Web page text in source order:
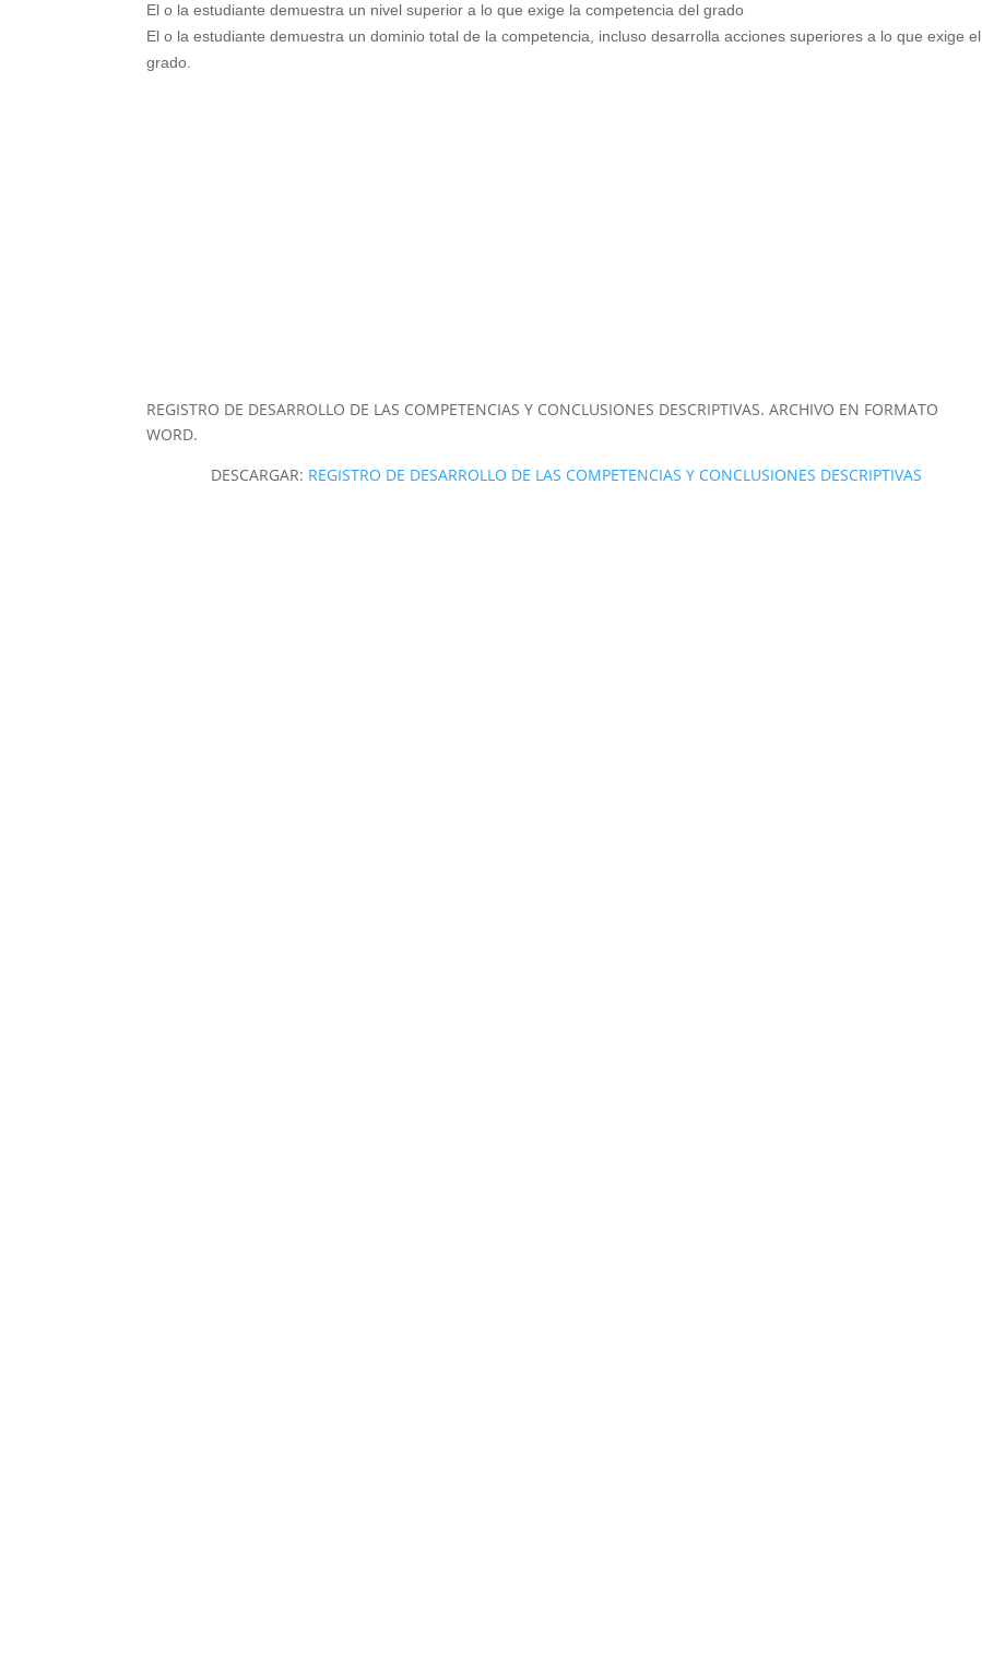
El o la estudiante demuestra un nivel superior a lo que exige la competencia del grado
El o la estudiante demuestra un dominio total de la competencia, incluso desarrolla acciones superiores a lo que exige el
grado.
REGISTRO DE DESARROLLO DE LAS COMPETENCIAS Y CONCLUSIONES DESCRIPTIVAS. ARCHIVO EN FORMATO
WORD.
DESCARGAR: REGISTRO DE DESARROLLO DE LAS COMPETENCIAS Y CONCLUSIONES DESCRIPTIVAS